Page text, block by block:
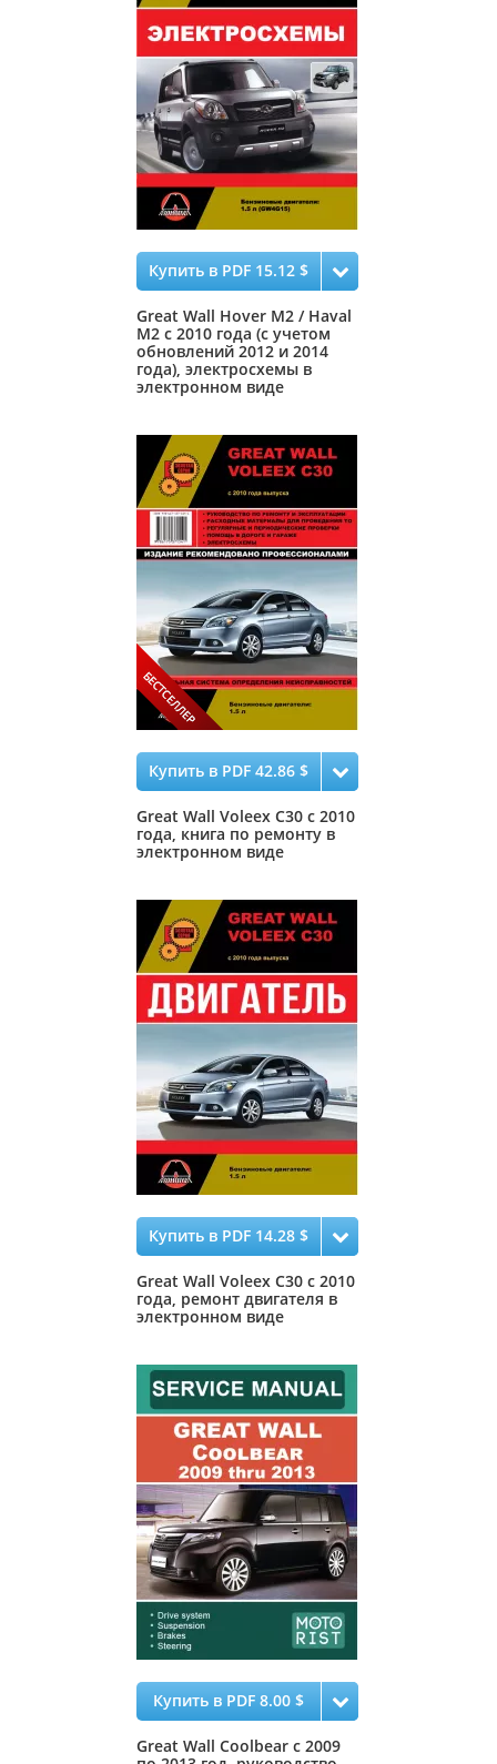
Купить в PDF 15.12 $
Great Wall Hover M2 / Haval
M2 с 2010 года (с учетом
обновлений 2012 и 2014
года), электросхемы в
электронном виде
Купить в PDF 42.86 $
Great Wall Voleex C30 с 2010
года, книга по ремонту в
электронном виде
Купить в PDF 14.28 $
Great Wall Voleex C30 с 2010
года, ремонт двигателя в
электронном виде
Купить в PDF 8.00 $
Great Wall Coolbear с 2009